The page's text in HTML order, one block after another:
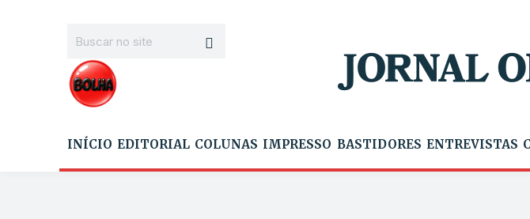
INÍCIO EDITORIAL COLUNAS IMPRESSO BASTIDORES ENTREVISTAS